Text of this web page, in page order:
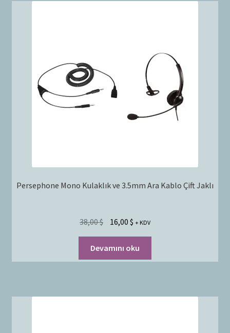
Persephone Mono Kulaklık ve 3.5mm Ara Kablo Çift Jaklı
38,00$ 16,00 $ + KDV
Devamını oku